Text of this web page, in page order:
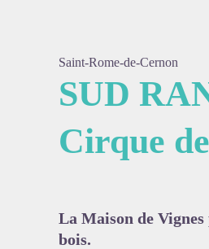
Saint-Rome-de-Cernon
SUD
Cirque
La Maison de
bois.